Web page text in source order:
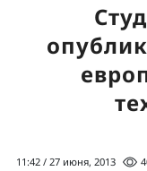
11:42 / 27 июня, 2013